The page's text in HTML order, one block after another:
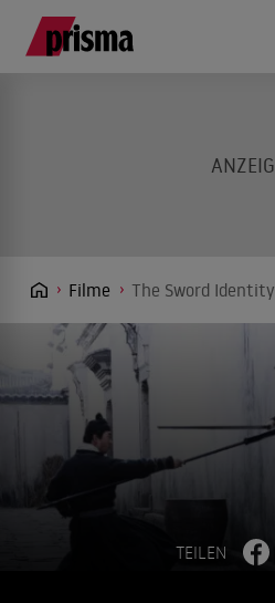
Filme The Sword Identity
TEILEN